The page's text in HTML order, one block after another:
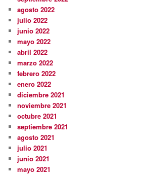
agosto 2022
julio 2022
junio 2022
mayo 2022
abril 2022
marzo 2022
febrero 2022
enero 2022
diciembre 2021
noviembre 2021
octubre 2021
septiembre 2021
agosto 2021
julio 2021
junio 2021
mayo 2021